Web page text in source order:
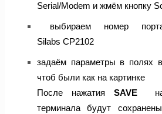
Serial/Modem и жмём кнопку
выбираем номер
Silabs CP2102
задаём параметры в полях
чтоб были как на картинке
После нажатия SAVE
терминала будут